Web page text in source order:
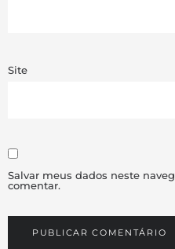
Site
Salvar meus dados neste
comentar.